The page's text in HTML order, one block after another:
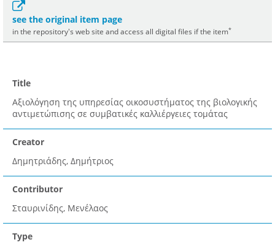
see the original item page
in the repository's web site and access all digital files if the item*
Title
Αξιολόγηση της υπηρεσίας οικοσυστήματος της βιολογικής
αντιμετώπισης σε συμβατικές καλλιέργειες τομάτας
Creator
Δημητριάδης, Δημήτριος
Contributor
Σταυρινίδης, Μενέλαος
Type